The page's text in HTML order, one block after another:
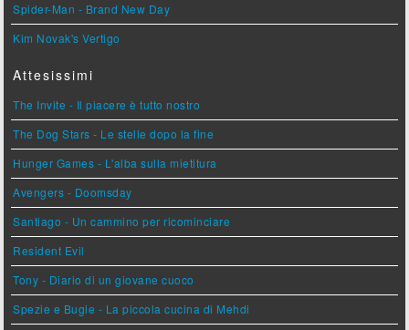
Spider-Man - Brand New Day
Kim Novak's Vertigo
Attesissimi
The Invite - Il piacere è tutto nostro
The Dog Stars - Le stelle dopo la fine
Hunger Games - L'alba sulla mietitura
Avengers - Doomsday
Santiago - Un cammino per ricominciare
Resident Evil
Tony - Diario di un giovane cuoco
Spezie e Bugie - La piccola cucina di Mehdi